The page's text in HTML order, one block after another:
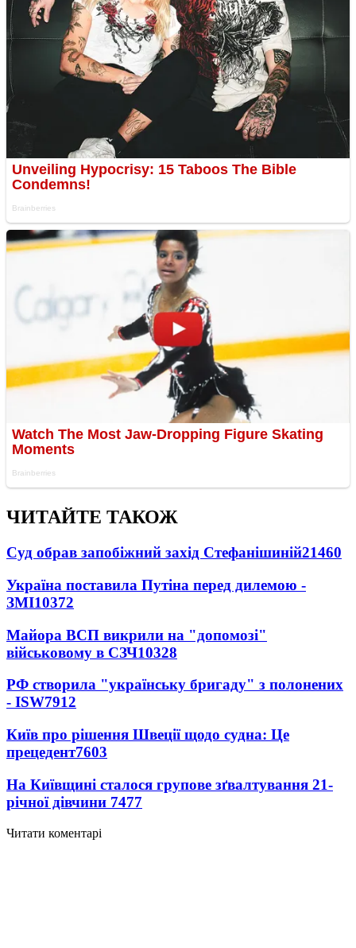
ЧИТАЙТЕ ТАКОЖ
Суд обрав запобіжний захід Стефанішиній21460
Україна поставила Путіна перед дилемою -
ЗМІ10372
Майора ВСП викрили на "допомозі"
військовому в СЗЧ10328
РФ створила "українську бригаду" з полонених
- ISW7912
Київ про рішення Швеції щодо судна: Це
прецедент7603
На Київщині сталося групове зґвалтування 21-
річної дівчини 7477
Читати коментарі